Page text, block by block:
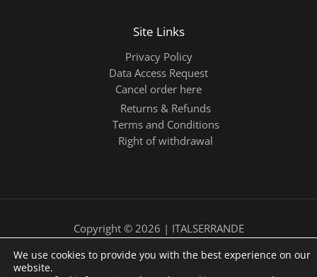
Site Links
Privacy Policy
Data Access Request
Cancel order here
Returns & Refunds
Terms and Conditions
Right of withdrawal
Copyright © 2026 | ITALSERRANDE
We use cookies to provide you with the best experience on our
website.